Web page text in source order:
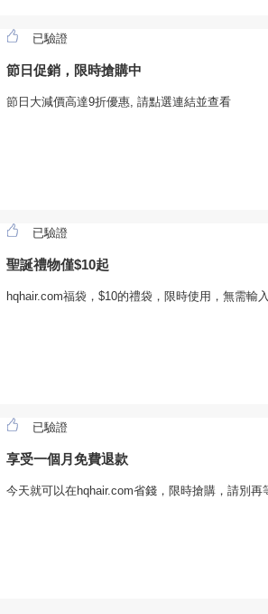
已驗證
節日促銷，限時搶購中
節日大減價高達9折優惠, 請點選連結並查看
已驗證
聖誕禮物僅$10起
hqhair.com福袋，$10的禮袋，限時使用，無需輸
已驗證
享受一個月免費退款
今天就可以在hqhair.com省錢，限時搶購，請別再